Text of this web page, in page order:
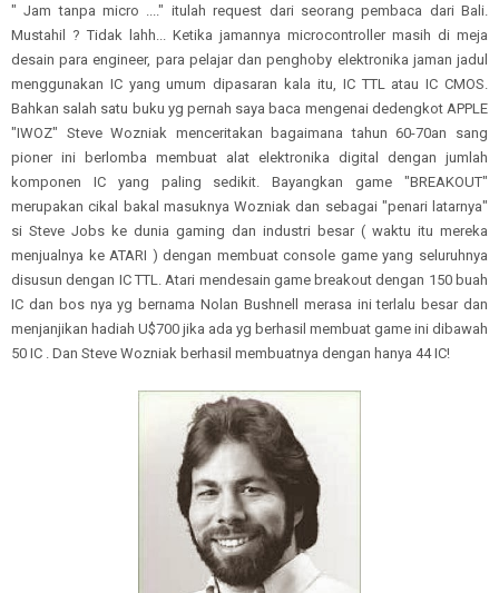
" Jam tanpa micro ...." itulah request dari seorang pembaca dari Bali.
Mustahil ? Tidak lahh... Ketika jamannya microcontroller masih di meja
desain para engineer, para pelajar dan penghoby elektronika jaman jadul
menggunakan IC yang umum dipasaran kala itu, IC TTL atau IC CMOS.
Bahkan salah satu buku yg pernah saya baca mengenai dedengkot APPLE
"IWOZ" Steve Wozniak menceritakan bagaimana tahun 60-70an sang
pioner ini berlomba membuat alat elektronika digital dengan jumlah
komponen IC yang paling sedikit. Bayangkan game "BREAKOUT"
merupakan cikal bakal masuknya Wozniak dan sebagai "penari latarnya"
si Steve Jobs ke dunia gaming dan industri besar ( waktu itu mereka
menjualnya ke ATARI ) dengan membuat console game yang seluruhnya
disusun dengan IC TTL. Atari mendesain game breakout dengan 150 buah
IC dan bos nya yg bernama Nolan Bushnell merasa ini terlalu besar dan
menjanjikan hadiah U$700 jika ada yg berhasil membuat game ini dibawah
50 IC . Dan Steve Wozniak berhasil membuatnya dengan hanya 44 IC!